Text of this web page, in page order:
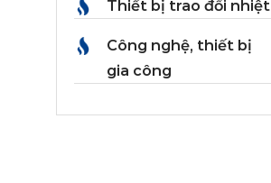
Thiết bị trao đổi nhiệt
Công nghệ, thiết bị
gia công